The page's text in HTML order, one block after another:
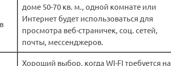
доме 50-70 кв. м., одной комнате или
Интернет будет использоваться для
просмотра веб-страничек, соц. сетей,
почты, мессенджеров.
Хороший выбор, когда WI-FI требуется на